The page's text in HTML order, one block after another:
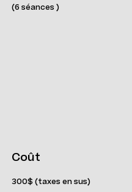
(6 séances )
Coût
300$ (taxes en sus)